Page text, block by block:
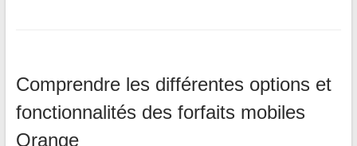
Comprendre les différentes options et
fonctionnalités des forfaits mobiles
Orange